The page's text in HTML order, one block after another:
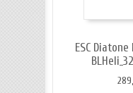
ESC